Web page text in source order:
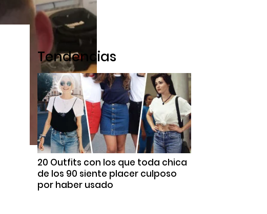
Tendencias
20 Outfits con los que toda chica
de los 90 siente placer culposo
por haber usado